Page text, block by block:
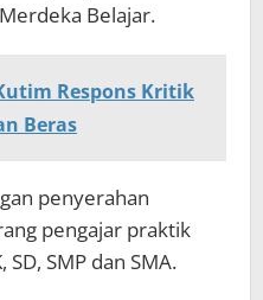
Belajar.
Respons Kritik
Beras
penyerahan
pengajar praktik
SMP dan SMA.